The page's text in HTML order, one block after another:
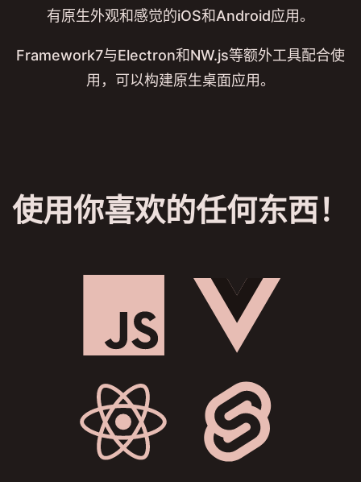
有原生外观和感觉的iOS和Android应用。
Framework7与Electron和NW.js等额外工具配合使
用，可以构建原生桌面应用。
使用你喜欢的任何东西！